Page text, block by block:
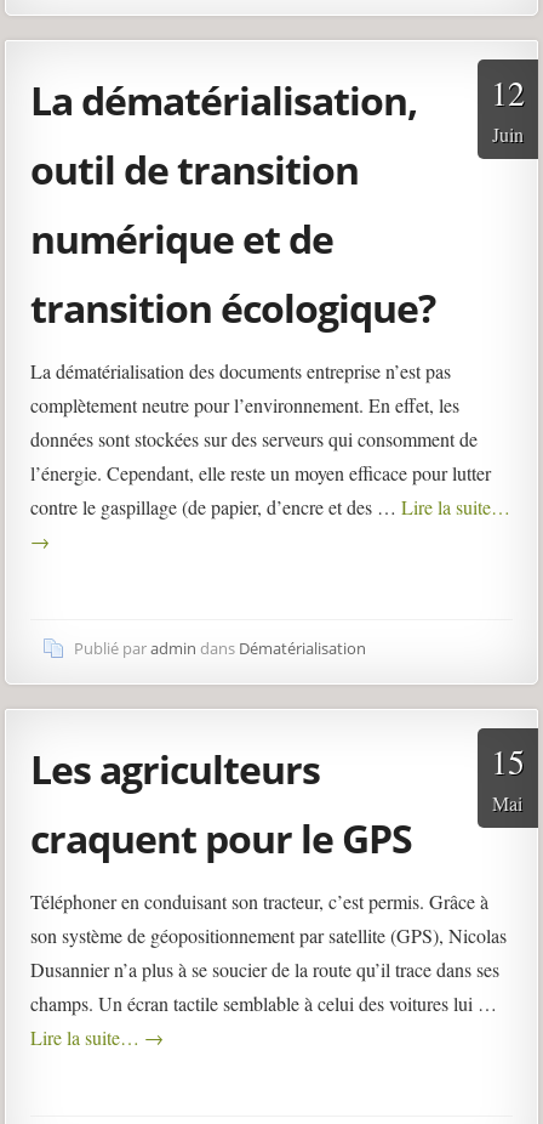
La dématérialisation,
outil de transition
numérique et de
transition écologique?
12
Juin
La dématérialisation des documents entreprise n’est pas
complètement neutre pour l’environnement. En effet, les
données sont stockées sur des serveurs qui consomment de
l’énergie. Cependant, elle reste un moyen efficace pour lutter
contre le gaspillage (de papier, d’encre et des …Lire la suite…
→
Publié paradmin dans Dématérialisation
Les agriculteurs
craquent pour le GPS
15
Mai
Téléphoner en conduisant son tracteur, c’est permis. Grâce à
son système de géopositionnement par satellite (GPS), Nicolas
Dusannier n’a plus à se soucier de la route qu’il trace dans ses
champs. Un écran tactile semblable à celui des voitures lui …
Lire la suite… →